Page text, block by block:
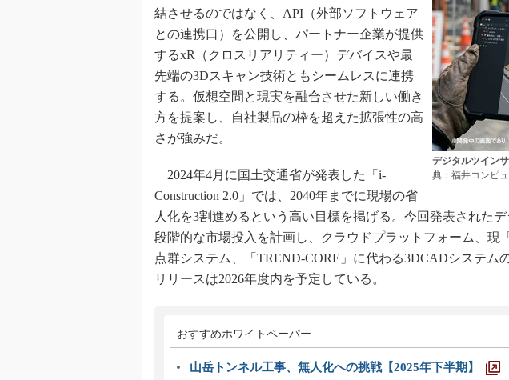
デジタルツイン
典：福井コンピ
結させるのではなく、API（外部ソフトウェア
との連携口）を公開し、パートナー企業が提供
するxR（クロスリアリティー）デバイスや最
先端の3Dスキャン技術ともシームレスに連携
する。仮想空間と現実を融合させた新しい働き
方を提案し、自社製品の枠を超えた拡張性の高
さが強みだ。
2024年4月に国土交通省が発表した「i-
Construction 2.0」では、2040年までに現場の省
人化を3割進めるという高い目標を掲げる。今回発表されたデ
段階的な市場投入を計画し、クラウドプラットフォーム、現
点群システム、「TREND-CORE」に代わる3DCADシステム
リリースは2026年度内を予定している。
おすすめホワイトペーパー
山岳トンネル工事、無人化への挑戦【2025年下半期】